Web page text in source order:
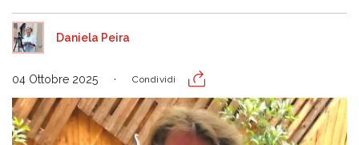
Daniela Peira
04 Ottobre 2025 Condividi